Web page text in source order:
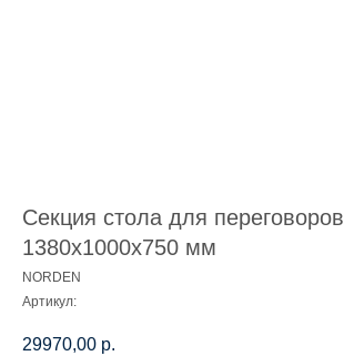
Секция стола для переговоров
1380х1000х750 мм
NORDEN
Артикул:
29970,00 р.